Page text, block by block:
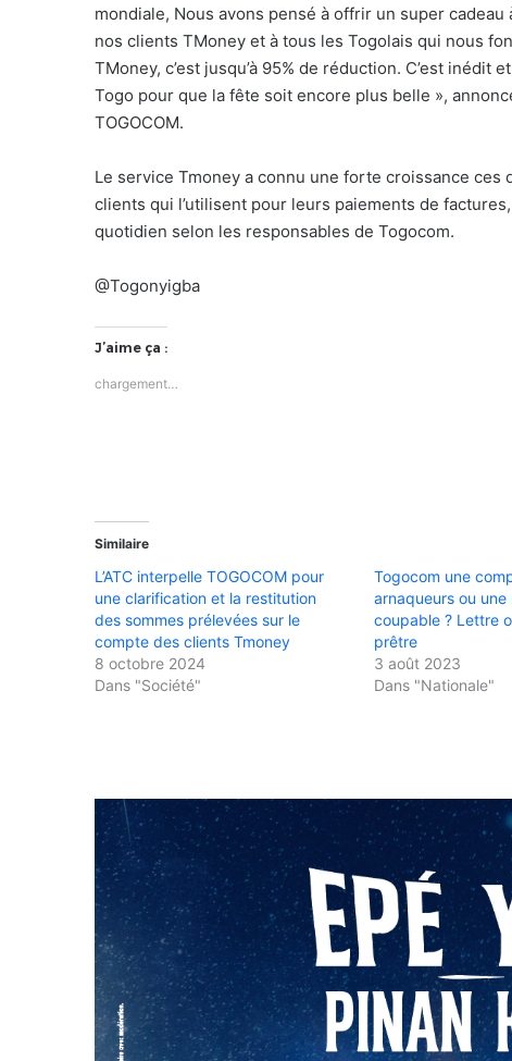
mondiale, Nous avons pensé à offrir un super
nos clients TMoney et à tous les Togolais qui nous
TMoney, c’est jusqu’à 95% de réduction. C’est
Togo pour que la fête soit encore plus belle »,
TOGOCOM.
Le service Tmoney a connu une forte croissance
clients qui l’utilisent pour leurs paiements de
quotidien selon les responsables de Togocom.
@Togonyigba
J’aime ça :
chargement…
Similaire
L’ATC interpelle TOGOCOM pour
une clarification et la restitution
des sommes prélevées sur le
compte des clients Tmoney
8 octobre 2024
Dans "Société"
Togocom une
arnaqueurs ou
coupable ? Lettre
prêtre
3 août 2023
Dans "Nationale"